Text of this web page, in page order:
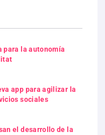
para la autonomía
app para agilizar la
sociales
el desarrollo de la